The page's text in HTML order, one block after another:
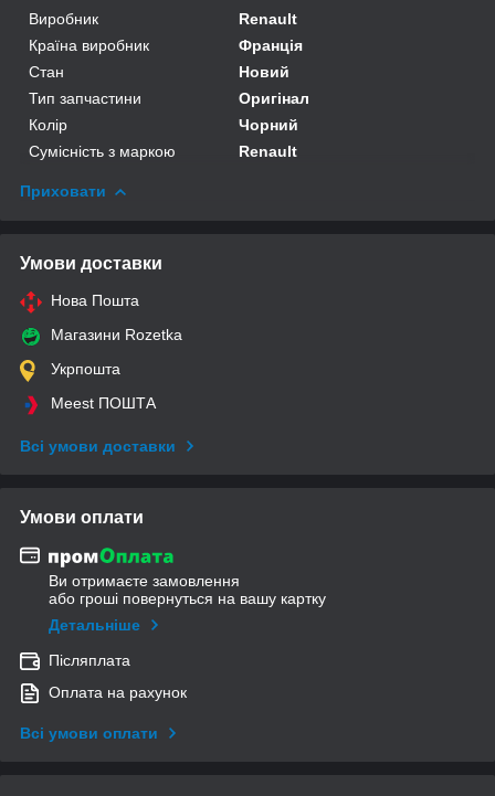
Виробник
Renault
Країна виробник
Франція
Стан
Новий
Тип запчастини
Оригінал
Колір
Чорний
Сумісність з маркою
Renault
Приховати
Умови доставки
Нова Пошта
Магазини Rozetka
Укрпошта
Meest ПОШТА
Всі умови доставки
Умови оплати
Ви отримаєте замовлення
або гроші повернуться на вашу картку
Детальніше
Післяплата
Оплата на рахунок
Всі умови оплати